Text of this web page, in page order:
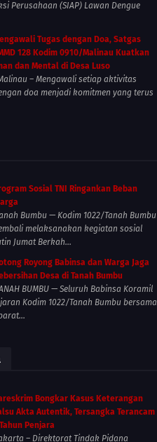
Perusahaan (SIAP) Lawan Dengue
Tugas dengan Doa, Satgas
128 Kodim 0910/Malinau Kuatkan
dan Mental di Desa Luso
– Mengawali setiap aktivitas
doa menjadi komitmen yang terus
Sosial TNI Ringankan Beban
Bumbu — Kodim 1022/Tanah Bumbu
melaksanakan kegiatan sosial
Jumat Berkah...
Royong Babinsa dan Warga Jaga
Desa di Tanah Bumbu
BUMBU — Seluruh Babinsa Koramil
Kodim 1022/Tanah Bumbu bersama
Bongkar Kasus Keterangan
Akta Autentik, Tersangka Terancam
Penjara
– Direktorat Tindak Pidana